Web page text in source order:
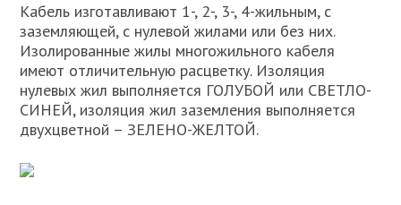
Кабель изготавливают 1-, 2-, 3-, 4-жильным, с
заземляющей, с нулевой жилами или без них.
Изолированные жилы многожильного кабеля
имеют отличительную расцветку. Изоляция
нулевых жил выполняется ГОЛУБОЙ или СВЕТЛО-
СИНЕЙ, изоляция жил заземления выполняется
двухцветной – ЗЕЛЕНО-ЖЕЛТОЙ.